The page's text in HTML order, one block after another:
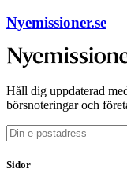
Nyemissioner.se
Håll dig uppdaterad
börsnoteringar och
Sidor